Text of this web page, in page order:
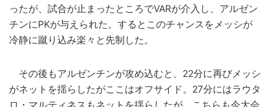
ったが、試合が止まったところでVARが介入し、アルゼン
チンにPKが与えられた。するとこのチャンスをメッシが
冷静に蹴り込み楽々と先制した。
その後もアルゼンチンが攻め込むと、22分に再びメッシ
がネットを揺らしたがここはオフサイド。27分にはラウタ